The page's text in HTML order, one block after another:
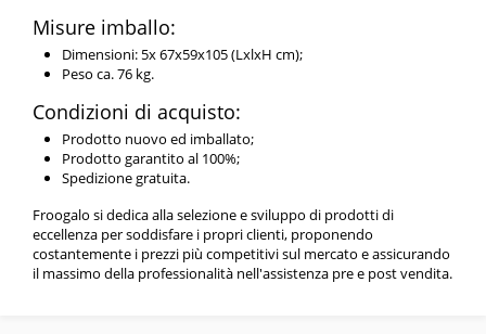
Misure imballo:
Dimensioni: 5x 67x59x105 (LxlxH cm);
Peso ca. 76 kg.
Condizioni di acquisto:
Prodotto nuovo ed imballato;
Prodotto garantito al 100%;
Spedizione gratuita.
Froogalo si dedica alla selezione e sviluppo di prodotti di
eccellenza per soddisfare i propri clienti, proponendo
costantemente i prezzi più competitivi sul mercato e assicurando
il massimo della professionalità nell'assistenza pre e post vendita.